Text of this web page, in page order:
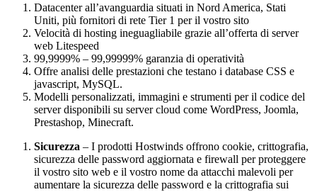
Datacenter all’avanguardia situati in Nord America, Stati
Uniti, più fornitori di rete Tier 1 per il vostro sito
Velocità di hosting ineguagliabile grazie all’offerta di server
web Litespeed
99,9999% – 99,99999% garanzia di operatività
Offre analisi delle prestazioni che testano i database CSS e
javascript, MySQL.
Modelli personalizzati, immagini e strumenti per il codice del
server disponibili su server cloud come WordPress, Joomla,
Prestashop, Minecraft.
Sicurezza – I prodotti Hostwinds offrono cookie, crittografia,
sicurezza delle password aggiornata e firewall per proteggere
il vostro sito web e il vostro nome da attacchi malevoli per
aumentare la sicurezza delle password e la crittografia sui